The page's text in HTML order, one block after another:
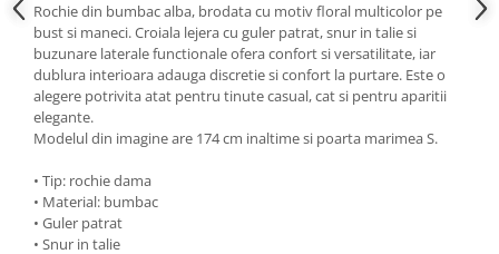
Rochie din bumbac alba, brodata cu motiv floral multicolor pe
bust si maneci. Croiala lejera cu guler patrat, snur in talie si
buzunare laterale functionale ofera confort si versatilitate, iar
dublura interioara adauga discretie si confort la purtare. Este o
alegere potrivita atat pentru tinute casual, cat si pentru aparitii
elegante.
Modelul din imagine are 174 cm inaltime si poarta marimea S.
• Tip: rochie dama
• Material: bumbac
• Guler patrat
• Snur in talie